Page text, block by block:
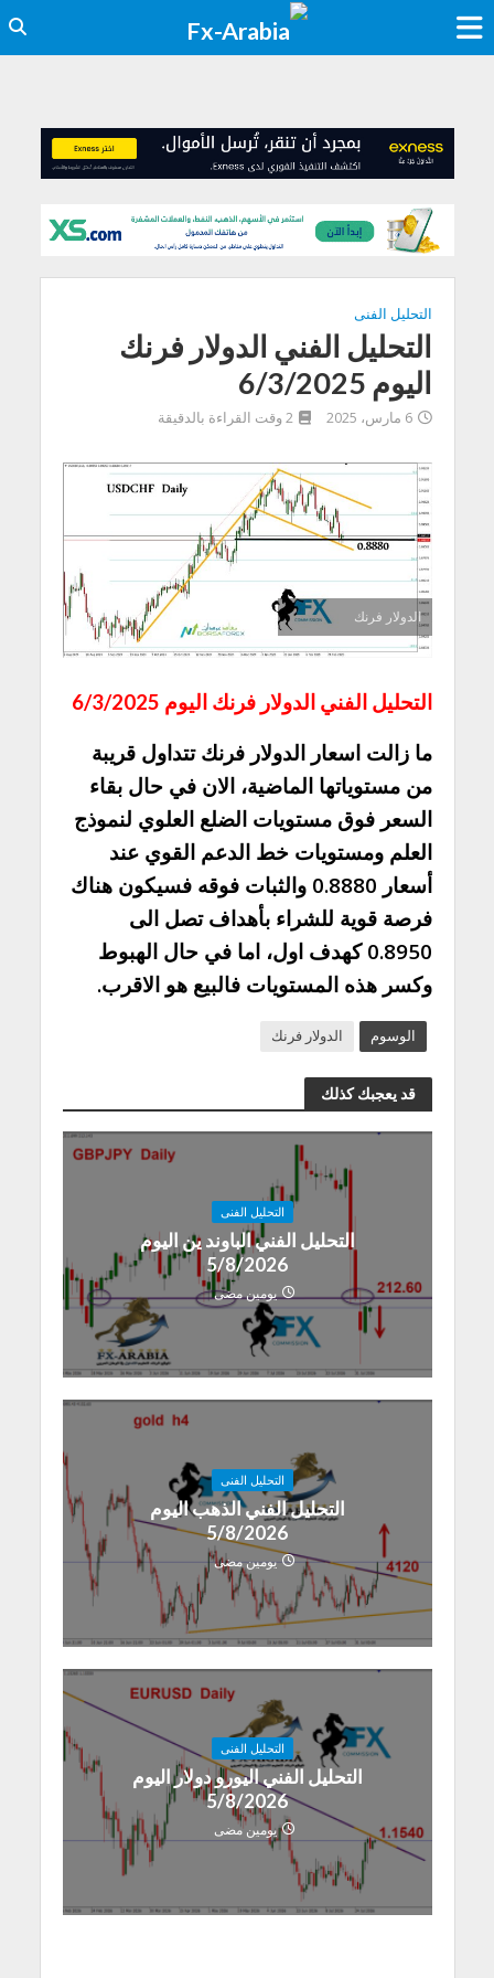
التحليل الفنى
التحليل الفني الدولار فرنك
اليوم 6/3/2025
6 مارس، 2025 2 وقت القراءة بالدقيقة
الدولار فرنك
التحليل الفني الدولار فرنك اليوم 6/3/2025
ما زالت اسعار الدولار فرنك تتداول قريبة
من مستوياتها الماضية، الان في حال بقاء
السعر فوق مستويات الضلع العلوي لنموذج
العلم ومستويات خط الدعم القوي عند
أسعار 0.8880 والثبات فوقه فسيكون هناك
فرصة قوية للشراء بأهداف تصل الى
0.8950 كهدف اول، اما في حال الهبوط
وكسر هذه المستويات فالبيع هو الاقرب.
الوسوم الدولار فرنك
قد يعجبك كذلك
التحليل الفنى
التحليل الفني الباوند ين اليوم
5/8/2026
يومين مضى
التحليل الفنى
التحليل الفني الذهب اليوم
5/8/2026
يومين مضى
التحليل الفنى
التحليل الفني اليورو دولار اليوم
5/8/2026
يومين مضى